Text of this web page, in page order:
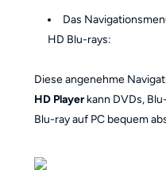
Das
HD Blu-rays:
Diese angenehme
HD Playerkann DVDs,
Blu-ray auf PC bequem